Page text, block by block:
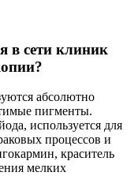
в сети клиник
абсолютно
пигменты.
используется для
процессов и
краситель
мелких